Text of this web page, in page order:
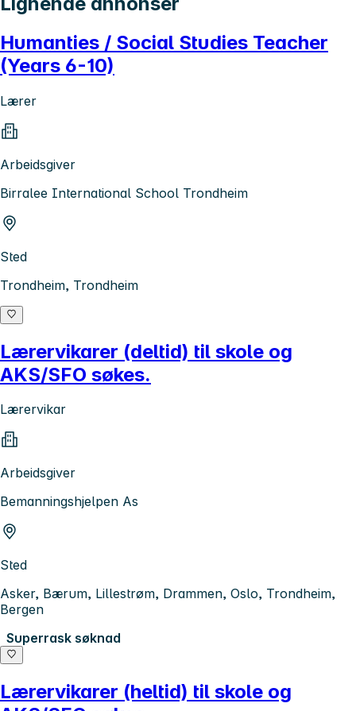
Humanties / Social Studies Teacher
(Years 6-10)
Lærer
Arbeidsgiver
Birralee International School Trondheim
Sted
Trondheim, Trondheim
Lærervikarer (deltid) til skole og
AKS/SFO søkes.
Lærervikar
Arbeidsgiver
Bemanningshjelpen As
Sted
Asker, Bærum, Lillestrøm, Drammen, Oslo, Trondheim,
Bergen
Superrask søknad
Lærervikarer (heltid) til skole og